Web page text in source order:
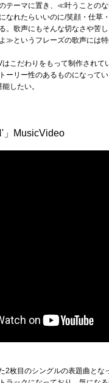
テーマに置き、≪叶うことの
れたらいいのに/笑顔・仕草
。歌声にもそんな切なさや苦
≫というフレーズの歌声には
はこだわりをもって制作されて
ーリー性のあるものになって
したい。
」MusicVideo
2枚目のシングルの表題曲とな